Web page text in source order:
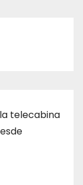
telecabina